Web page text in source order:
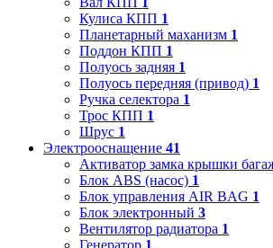
Кулиса КПП 1
Планетарный маханизм 1
Поддон КПП 1
Полуось задняя 1
Полуось передняя (привод) 1
Ручка селектора 1
Трос КПП 1
Шрус 1
Электрооснащение 41
Активатор замка крышки
Блок ABS (насос) 1
Блок управления AIR BAG 1
Блок электронный 3
Вентилятор радиатора 1
Генератор 1